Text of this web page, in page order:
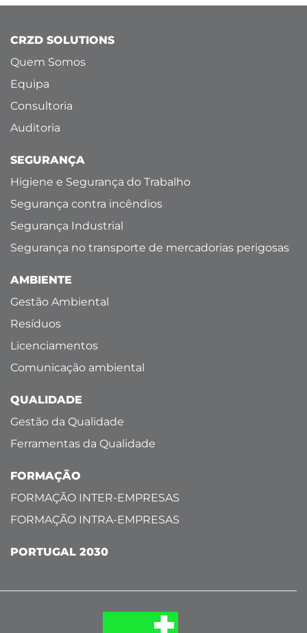
CRZD SOLUTIONS
Quem Somos
Equipa
Consultoria
Auditoria
SEGURANÇA
Higiene e Segurança do Trabalho
Segurança contra incêndios
Segurança Industrial
Segurança no transporte de mercadorias perigosas
AMBIENTE
Gestão Ambiental
Resíduos
Licenciamentos
Comunicação ambiental
QUALIDADE
Gestão da Qualidade
Ferramentas da Qualidade
FORMAÇÃO
FORMAÇÃO INTER-EMPRESAS
FORMAÇÃO INTRA-EMPRESAS
PORTUGAL 2030